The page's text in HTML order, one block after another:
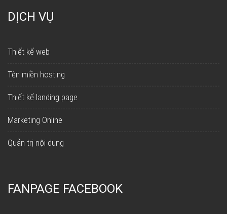
DỊCH VỤ
Thiết kế web
Tên miền hosting
Thiết kế landing page
Marketing Online
Quản trị nội dung
FANPAGE FACEBOOK